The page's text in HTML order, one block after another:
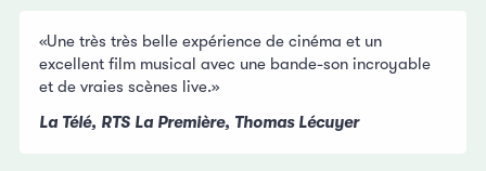
«Une très très belle expérience de cinéma et un
excellent film musical avec une bande-son incroyable
et de vraies scènes live.»
La Télé, RTS La Première, Thomas Lécuyer